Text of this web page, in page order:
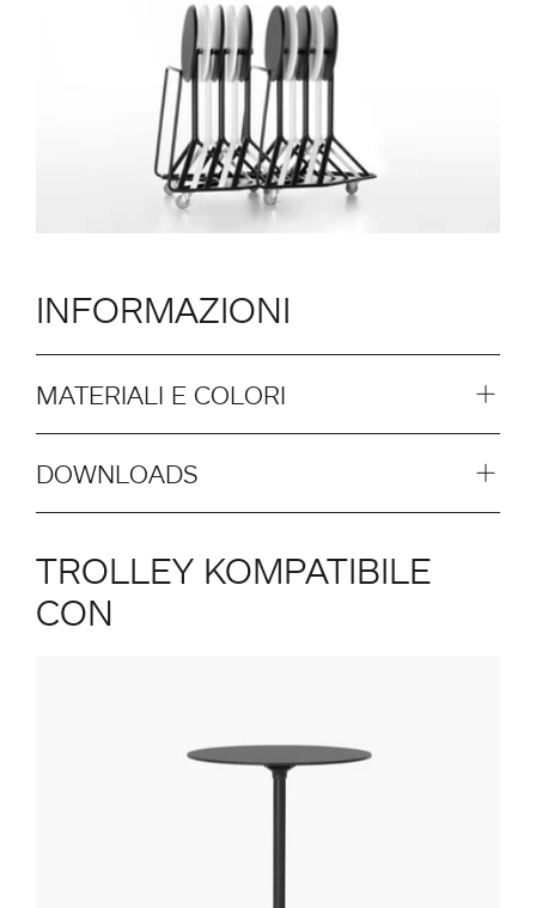
INFORMAZIONI
MATERIALI E COLORI
DOWNLOADS
TROLLEY KOMPATIBILE
CON